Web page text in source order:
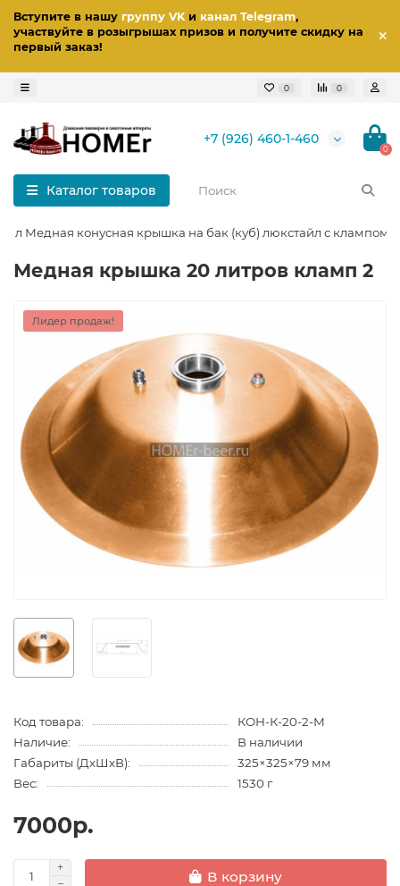
Вступите в нашу группу VKи канал Telegram,
участвуйте в розыгрышах призов и получите скидку на
первый заказ!
0 0
+7 (926) 460-1-460
0
Каталог товаров
л Медная конусная крышка на бак (куб) люкстайл с клампом
Медная крышка 20 литров кламп 2
Лидер продаж!
Код товара:
КОН-К-20-2-М
Наличие:
В наличии
Габариты (ДхШхВ):
325×325×79 мм
Вес:
1530 г
7000р.
В корзину